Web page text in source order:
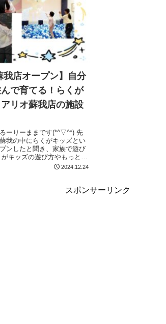
我店オープン】自分
で育てる！らくが
リオ蘇我店の施設
りーままです(*^▽^*) 先
我の中にらくがキッズとい
ンしたと聞き、家族で遊び
2024.12.24
スポンサーリンク